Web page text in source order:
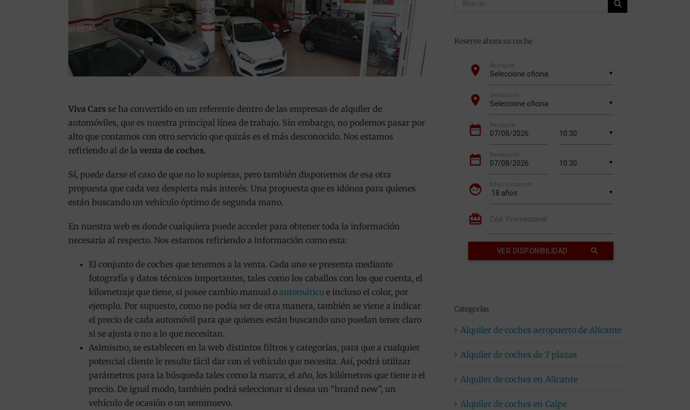
Viva Carsse ha convertido en un referente dentro de las empresas de alquiler de
automóviles, que es nuestra principal línea de trabajo. Sin embargo, no podemos pasar por
alto que contamos con otro servicio que quizás es el más desconocido. Nos estamos
refiriendo al de la venta de coches.
Sí, puede darse el caso de que no lo supieras, pero también disponemos de esa otra
propuesta que cada vez despierta más interés. Una propuesta que es idónea para quienes
están buscando un vehículo óptimo de segunda mano.
En nuestra web es donde cualquiera puede acceder para obtener toda la información
necesaria al respecto. Nos estamos refiriendo a información como esta:
El conjunto de coches que tenemos a la venta. Cada uno se presenta mediante
fotografía y datos técnicos importantes, tales como los caballos con los que cuenta, el
kilometraje que tiene, si posee cambio manual o automáticoe incluso el color, por
ejemplo. Por supuesto, como no podía ser de otra manera, también se viene a indicar
el precio de cada automóvil para que quienes están buscando uno puedan tener claro
si se ajusta o no a lo que necesitan.
Asimismo, se establecen en la web distintos filtros y categorías, para que a cualquier
potencial cliente le resulte fácil dar con el vehículo que necesita. Así, podrá utilizar
parámetros para la búsqueda tales como la marca, el año, los kilómetros que tiene o el
precio. De igual modo, también podrá seleccionar si desea un “brand new”, un
vehículo de ocasión o un seminuevo.
Reserve ahora su coche
Categorías
Alquiler de coches aeropuerto de Alicante
Alquiler de coches de 7 plazas
Alquiler de coches en Alicante
Alquiler de coches en Calpe